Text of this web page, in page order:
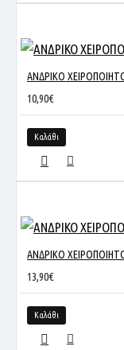
10,90€
Καλάθι
13,90€
Καλάθι